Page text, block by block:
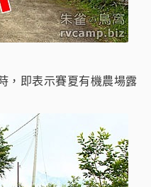
，即表示賽夏有機農場露